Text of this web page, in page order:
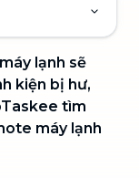
lạnh sẽ
kiện bị hư,
tìm
máy lạnh